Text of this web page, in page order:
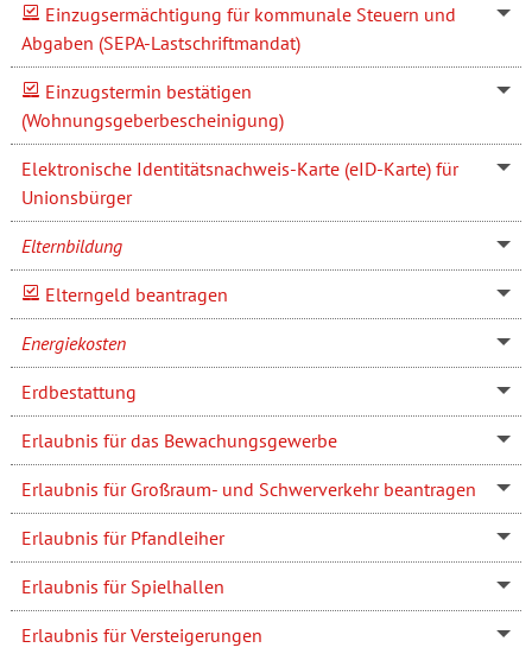
Einzugsermächtigung für kommunale Steuern und
Abgaben (SEPA-Lastschriftmandat)
Einzugstermin bestätigen
(Wohnungsgeberbescheinigung)
Elektronische Identitätsnachweis-Karte (eID-Karte) für
Unionsbürger
Elternbildung
Elterngeld beantragen
Energiekosten
Erdbestattung
Erlaubnis für das Bewachungsgewerbe
Erlaubnis für Großraum- und Schwerverkehr beantragen
Erlaubnis für Pfandleiher
Erlaubnis für Spielhallen
Erlaubnis für Versteigerungen